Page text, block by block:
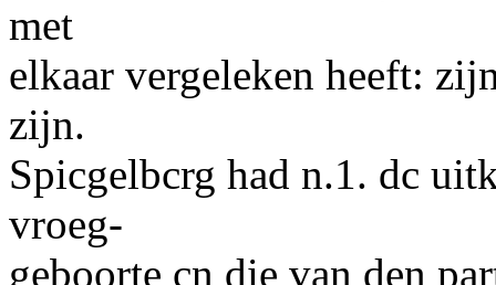
met
elkaar vergeleken heeft:
zijn.
Spicgelbcrg had n.1. dc
vroeg-
geboorte cn die van den